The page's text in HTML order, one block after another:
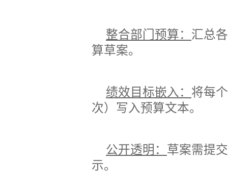
整合部门预算： 汇总
算草案。
绩效目标嵌入： 将每
次）写入预算文本。
公开透明： 草案需提
示。